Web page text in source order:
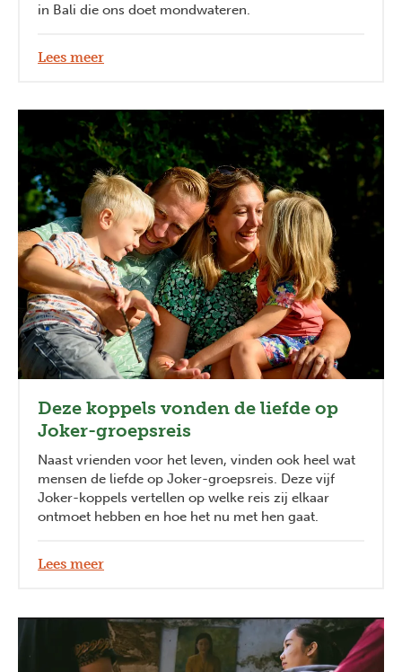
in Bali die ons doet mondwateren.
Lees meer
Deze koppels vonden de liefde op
Joker-groepsreis
Naast vrienden voor het leven, vinden ook heel wat
mensen de liefde op Joker-groepsreis. Deze vijf
Joker-koppels vertellen op welke reis zij elkaar
ontmoet hebben en hoe het nu met hen gaat.
Lees meer